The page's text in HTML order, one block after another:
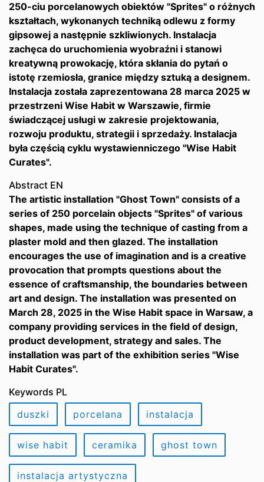
250-ciu porcelanowych obiektów "Sprites" o różnych
kształtach, wykonanych techniką odlewu z formy
gipsowej a następnie szkliwionych. Instalacja
zachęca do uruchomienia wyobraźni i stanowi
kreatywną prowokację, która skłania do pytań o
istotę rzemiosła, granice między sztuką a designem.
Instalacja została zaprezentowana 28 marca 2025 w
przestrzeni Wise Habit w Warszawie, firmie
świadczącej usługi w zakresie projektowania,
rozwoju produktu, strategii i sprzedaży. Instalacja
była częścią cyklu wystawienniczego "Wise Habit
Curates".
Abstract EN
The artistic installation "Ghost Town" consists of a
series of 250 porcelain objects "Sprites" of various
shapes, made using the technique of casting from a
plaster mold and then glazed. The installation
encourages the use of imagination and is a creative
provocation that prompts questions about the
essence of craftsmanship, the boundaries between
art and design. The installation was presented on
March 28, 2025 in the Wise Habit space in Warsaw, a
company providing services in the field of design,
product development, strategy and sales. The
installation was part of the exhibition series "Wise
Habit Curates".
Keywords PL
duszki
porcelana instalacja
wise habit ceramika ghost town
instalacja artystyczna